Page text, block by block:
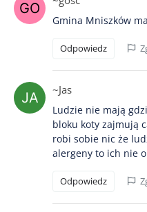
Gmina Mniszków
Odpowiedz
~Jas
Ludzie nie mają
bloku koty zajmują
robi sobie nic że
alergeny to ich nie
Odpowiedz